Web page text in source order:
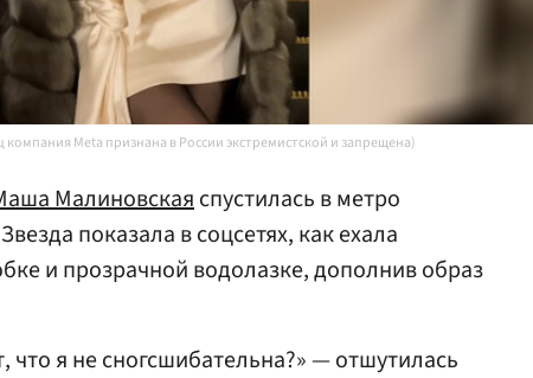
Meta признана в России экстремистской и запрещена)
Малиновскаяспустилась в метро
показала в соцсетях, как ехала
и прозрачной водолазке, дополнив образ
что я не сногсшибательна?» — отшутилась